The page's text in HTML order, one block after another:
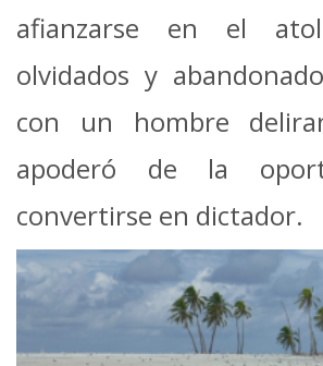
afianzarse en el
olvidados y
con un hombre
apoderó de la
convertirse en dictador.